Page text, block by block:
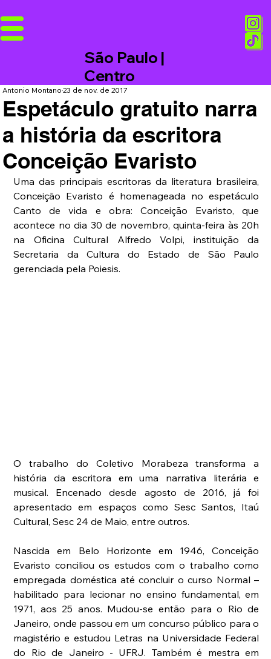
São Paulo |
Centro
Espetáculo gratuito narra
a história da escritora
Conceição Evaristo
Antonio Montano23 de nov. de 2017
Uma das principais escritoras da literatura brasileira,
Conceição Evaristo é homenageada no espetáculo
Canto de vida e obra: Conceição Evaristo, que
acontece no dia 30 de novembro, quinta-feira às 20h
na Oficina Cultural Alfredo Volpi, instituição da
Secretaria da Cultura do Estado de São Paulo
gerenciada pela Poiesis.
O trabalho do Coletivo Morabeza transforma a
história da escritora em uma narrativa literária e
musical. Encenado desde agosto de 2016, já foi
apresentado em espaços como Sesc Santos, Itaú
Cultural, Sesc 24 de Maio, entre outros.
Nascida em Belo Horizonte em 1946, Conceição
Evaristo conciliou os estudos com o trabalho como
empregada doméstica até concluir o curso Normal –
habilitado para lecionar no ensino fundamental, em
1971, aos 25 anos. Mudou-se então para o Rio de
Janeiro, onde passou em um concurso público para o
magistério e estudou Letras na Universidade Federal
do Rio de Janeiro - UFRJ. Também é mestra em